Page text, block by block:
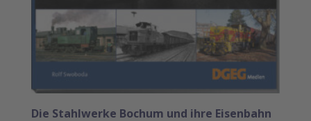
Die Stahlwerke Bochum und ihre Eisenbahn